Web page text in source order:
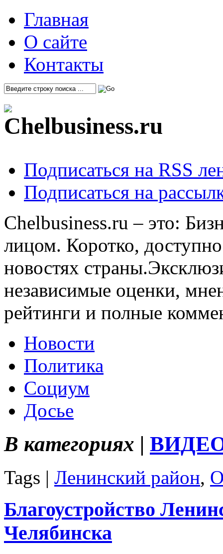
Главная
О сайте
Контакты
Подписаться на RSS
Подписаться на
Chelbusiness.ru – это:
лицом. Коротко,
новостях
независимые оценки,
рейтинги и полные
Новости
Политика
Социум
Досье
В категориях |
Tags | Ленинский район,
Благоустройство
Челябинска